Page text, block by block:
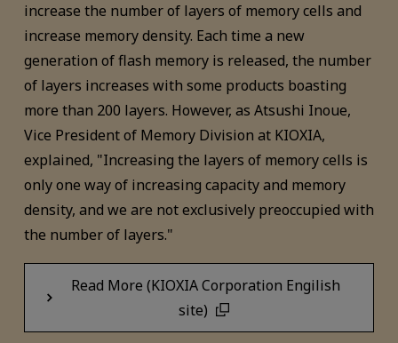
increase the number of layers of memory cells and
increase memory density. Each time a new
generation of flash memory is released, the number
of layers increases with some products boasting
more than 200 layers. However, as Atsushi Inoue,
Vice President of Memory Division at KIOXIA,
explained, "Increasing the layers of memory cells is
only one way of increasing capacity and memory
density, and we are not exclusively preoccupied with
the number of layers."
Read More (KIOXIA Corporation Engilish
site)